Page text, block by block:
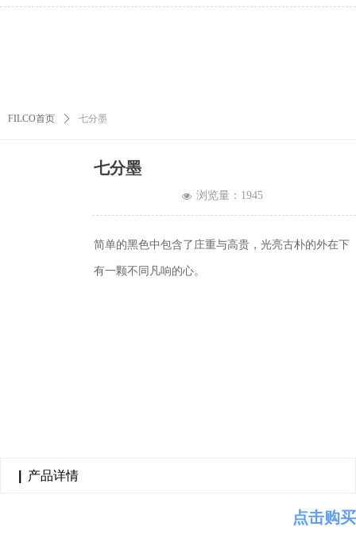
FILCO首页 ꄲ 七分墨
七分墨
简单的黑色中包含了庄重与高贵，光亮古朴的外在下
有一颗不同凡响的心。
点击购买
h）键盘诞生了，其搭载了德国CHERRY公司的MX轴体，作为斐尔
产品详情
넶 浏览量： 1945